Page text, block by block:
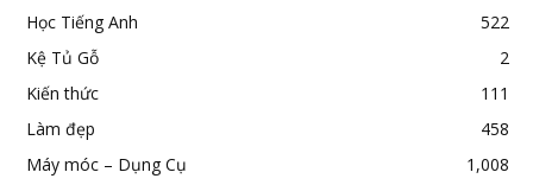
Học Tiếng Anh
522
Kệ Tủ Gỗ
2
Kiến thức
111
Làm đẹp
458
Máy móc – Dụng Cụ
1,008